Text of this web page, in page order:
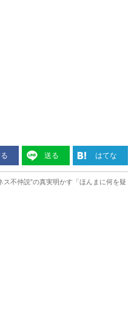
送る はてな
ス不仲説”の真実明かす「ほんまに何を疑